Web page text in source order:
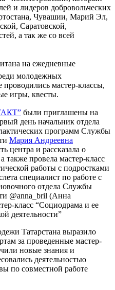
и лидеров добровольческих
Чувашии, Марий Эл,
Саратовской,
а так же со всей
на ежедневные
молодежных
проводились мастер-классы,
игры, квесты.
были приглашены на
день начальник отдела
программ Службы
Мария Андреевна
центра и рассказала о
также провела мастер-класс
работы с подростками
специалист по работе с
отдела Службы
@anna_bril (Анна
класс “Социодрама и ее
деятельности”
Татарстана выразило
за проведенные мастер-
новые знания и
деятельностью
по совместной работе